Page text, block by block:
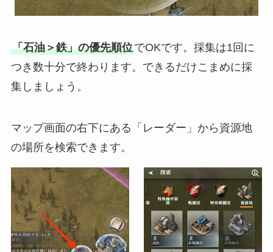
「石油＞鉄」の優先順位でOKです。採集は1回に
つき数十分で終わります。できるだけこまめに採
集しましょう。
マップ画面の右下にある「レーダー」から資源地
の場所を検索できます。